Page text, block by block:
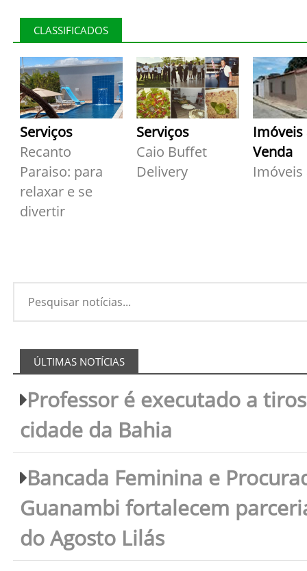
CLASSIFICADOS
Serviços
Recanto
Paraiso: para
relaxar e se
divertir
Serviços
Caio Buffet
Delivery
Imóveis
Venda
Imóveis
ÚLTIMAS NOTÍCIAS
Professor é executado a
cidade da Bahia
Bancada Feminina e
Guanambi fortalecem
do Agosto Lilás